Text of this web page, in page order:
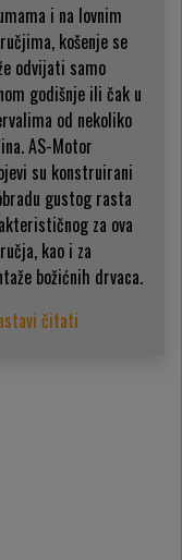
i na lovnim
košenje se
odvijati samo
godišnje ili čak u
od nekoliko
AS-Motor
su konstruirani
gustog rasta
za ova
kao i za
božićnih drvaca.
čitati